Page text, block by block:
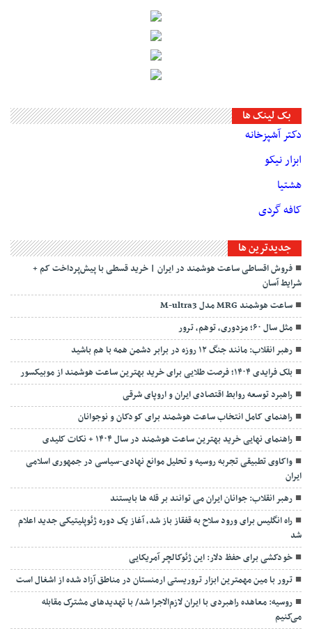
بک لینک ها
دکتر آشپزخانه
ابزار نیکو
هشتیا
کافه گردی
جديدترين ها
فروش اقساطی ساعت هوشمند در ایران | خرید قسطی با پیش‌پرداخت کم +
شرایط آسان
ساعت هوشمند MRG مدل M-ultra3
مثل سال ۶۰؛ مزدوری، توهم، ترور
رهبر انقلاب: مانند جنگ ۱۲ روزه در برابر دشمن همه با هم باشید
بلک فرایدی ۱۴۰۴؛ فرصت طلایی برای خرید بهترین ساعت هوشمند از موبیکسور
راهبرد توسعه روابط اقتصادی ایران و اروپای شرقی
راهنمای کامل انتخاب ساعت هوشمند برای کودکان و نوجوانان
راهنمای نهایی خرید بهترین ساعت هوشمند در سال ۱۴۰۴ + نکات کلیدی
واکاوی تطبیقی تجربه روسیه و تحلیل موانع نهادی-سیاسی در جمهوری اسلامی
ایران
رهبر انقلاب: جوانان ایران می توانند بر قله ها بایستند
راه انگلیس برای ورود سلاح به قفقاز باز شد، آغاز یک دوره ژئوپلیتیکی جدید اعلام
شد
خودکشی برای حفظ دلار: این ژئوکالچر آمریکایی
ترور با مین مهمترین ابزار تروریستی ارمنستان در مناطق آزاد شده از اشغال است
روسیه: معاهده راهبردی با ایران لازم‌الاجرا شد/ با تهدیدهای مشترک مقابله
می‌کنیم